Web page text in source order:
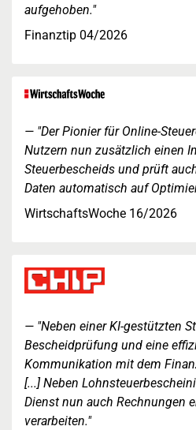
aufgehoben."
Finanztip 04/2026
"Der Pionier für Online-
Nutzern nun zusätzlich einen
Steuerbescheids und prüft
Daten automatisch auf
WirtschaftsWoche 16/2026
"Neben einer KI-gestützten
Bescheidprüfung und eine
Kommunikation mit dem
[...] Neben
Dienst nun auch Rechnungen
verarbeiten."